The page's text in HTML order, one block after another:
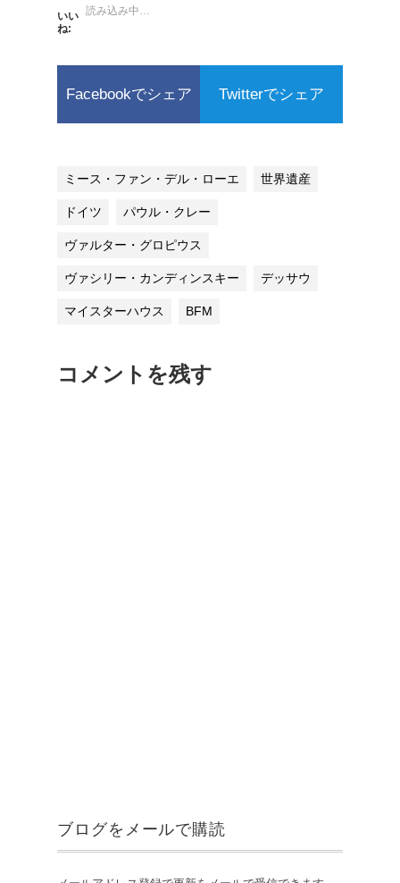
いい
ね:
読み込み中…
Facebookでシェア Twitterでシェア
ミース・ファン・デル・ローエ 世界遺産
ドイツ パウル・クレー
ヴァルター・グロピウス
ヴァシリー・カンディンスキー デッサウ
マイスターハウス BFM
コメントを残す
ブログをメールで購読